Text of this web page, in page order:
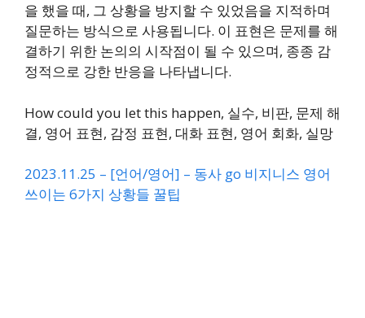
을 했을 때, 그 상황을 방지할 수 있었음을 지적하며
질문하는 방식으로 사용됩니다. 이 표현은 문제를 해
결하기 위한 논의의 시작점이 될 수 있으며, 종종 감
정적으로 강한 반응을 나타냅니다.
How could you let this happen, 실수, 비판, 문제 해
결, 영어 표현, 감정 표현, 대화 표현, 영어 회화, 실망
2023.11.25 – [언어/영어] – 동사 go 비지니스 영어
쓰이는 6가지 상황들 꿀팁